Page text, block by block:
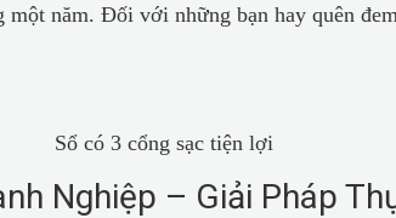
năm. Đối với những bạn hay quên
sạc tiện lợi
Nghiệp – Giải Pháp